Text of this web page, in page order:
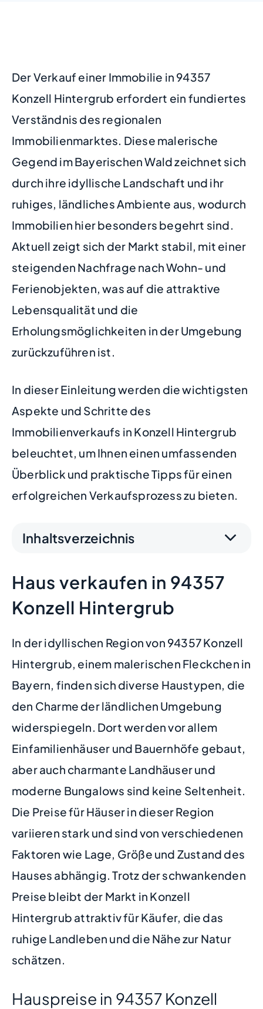
Der Verkauf einer Immobilie in 94357
Konzell Hintergrub erfordert ein fundiertes
Verständnis des regionalen
Immobilienmarktes. Diese malerische
Gegend im Bayerischen Wald zeichnet sich
durch ihre idyllische Landschaft und ihr
ruhiges, ländliches Ambiente aus, wodurch
Immobilien hier besonders begehrt sind.
Aktuell zeigt sich der Markt stabil, mit einer
steigenden Nachfrage nach Wohn- und
Ferienobjekten, was auf die attraktive
Lebensqualität und die
Erholungsmöglichkeiten in der Umgebung
zurückzuführen ist.
In dieser Einleitung werden die wichtigsten
Aspekte und Schritte des
Immobilienverkaufs in Konzell Hintergrub
beleuchtet, um Ihnen einen umfassenden
Überblick und praktische Tipps für einen
erfolgreichen Verkaufsprozess zu bieten.
Inhaltsverzeichnis
Haus verkaufen in 94357
Konzell Hintergrub
In der idyllischen Region von 94357 Konzell
Hintergrub, einem malerischen Fleckchen in
Bayern, finden sich diverse Haustypen, die
den Charme der ländlichen Umgebung
widerspiegeln. Dort werden vor allem
Einfamilienhäuser und Bauernhöfe gebaut,
aber auch charmante Landhäuser und
moderne Bungalows sind keine Seltenheit.
Die Preise für Häuser in dieser Region
variieren stark und sind von verschiedenen
Faktoren wie Lage, Größe und Zustand des
Hauses abhängig. Trotz der schwankenden
Preise bleibt der Markt in Konzell
Hintergrub attraktiv für Käufer, die das
ruhige Landleben und die Nähe zur Natur
schätzen.
Hauspreise in 94357 Konzell